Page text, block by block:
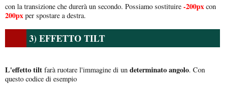
con la transizione che durerà un secondo. Possiamo sostituire -200px con
200px per spostare a destra.
3) EFFETTO TILT
L'effetto tilt farà ruotare l'immagine di un determinato angolo. Con
questo codice di esempio